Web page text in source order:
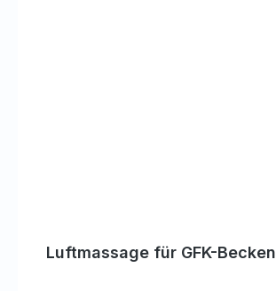
Luftmassage für GFK-Becken